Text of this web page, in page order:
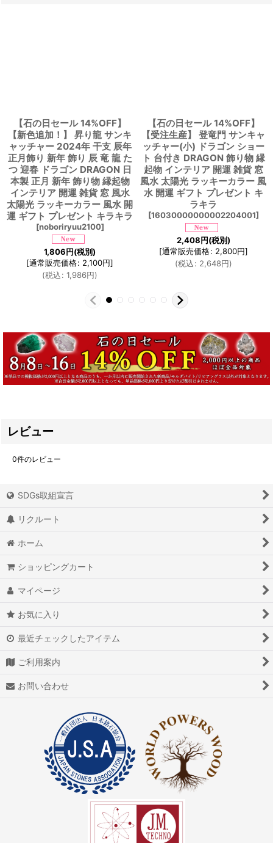
【石の日セール 14%OFF】
【新色追加！】 昇り龍 サンキ
ャッチャー 2024年 干支 辰年
正月飾り 新年 飾り 辰 竜 龍 た
つ 迎春 ドラゴン DRAGON 日
本製 正月 新年 飾り物 縁起物
インテリア 開運 雑貨 窓 風水
太陽光 ラッキーカラー 風水 開
運 ギフト プレゼント キラキラ
[noboriryuu2100]
1,806円(税別)
[通常販売価格: 2,100円]
(税込: 1,986円)
【石の日セール 14%OFF】
【受注生産】 登竜門 サンキャ
ッチャー(小) ドラゴン ショー
ト 台付き DRAGON 飾り物 縁
起物 インテリア 開運 雑貨 窓
風水 太陽光 ラッキーカラー 風
水 開運 ギフト プレゼント キ
ラキラ
[16030000000002204001]
2,408円(税別)
[通常販売価格: 2,800円]
(税込: 2,648円)
レビュー
0件のレビュー
SDGs取組宣言
リクルート
ホーム
ショッピングカート
マイページ
お気に入り
最近チェックしたアイテム
ご利用案内
お問い合わせ